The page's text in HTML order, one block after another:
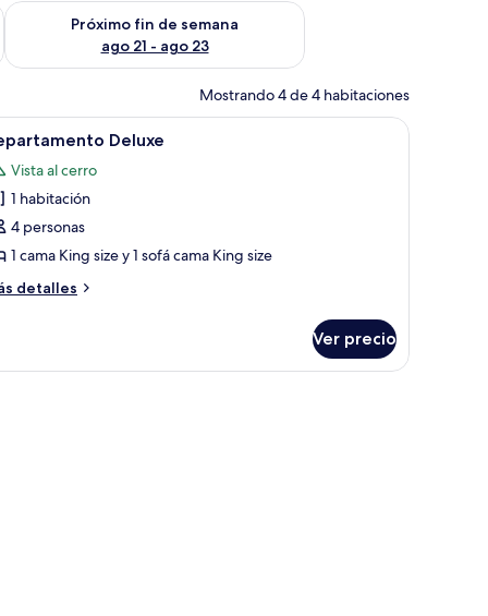
semana ago 14 - ago 16
Próximo fin de semana
ago 21 - ago 23
Consulta la disponibilidad para el próximo fin de semana
Mostrando 4 de 4 habitaciones
cada una con ropa de cama y almohadas rojas a juego. Hay dos mesitas
Un edificio de piedra con contraventanas
7 Deluxe
Vista al cerro
1 habitación
4 personas
1 cama King size y 1 sofá cama King size
detalles
Ver precio